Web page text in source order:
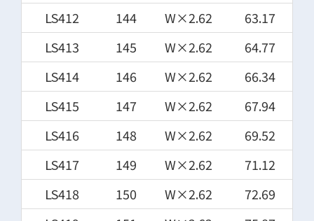
LS412
144 W×2.62
63.17
LS413
145 W×2.62
64.77
LS414
146 W×2.62
66.34
LS415
147 W×2.62
67.94
LS416
148 W×2.62
69.52
LS417
149 W×2.62
71.12
LS418
150 W×2.62
72.69